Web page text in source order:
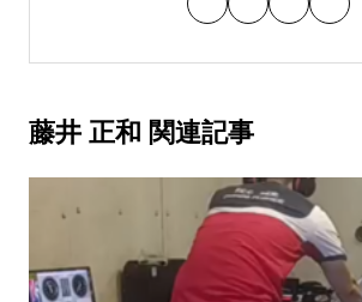
藤井 正和 関連記事